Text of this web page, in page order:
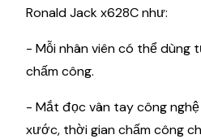
Ronald Jack x628C như:
- Mỗi nhân viên có thể dùng
chấm công.
- Mắt đọc vân tay công
xước, thời gian chấm công